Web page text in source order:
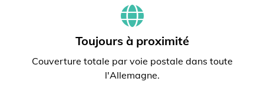
Toujours à proximité
Couverture totale par voie postale dans toute
l'Allemagne.